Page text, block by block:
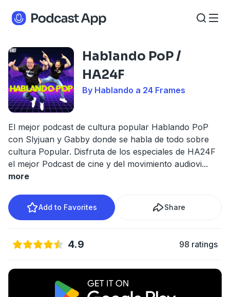
Hablando PoP /
HA24F
By Hablando a 24 Frames
El mejor podcast de cultura popular Hablando PoP
con Slyjuan y Gabby donde se habla de todo sobre
cultura Popular. Disfruta de los especiales de HA24F
el mejor Podcast de cine y del movimiento audiovi...
more
Add to Favorites Share
4.9 98 ratings